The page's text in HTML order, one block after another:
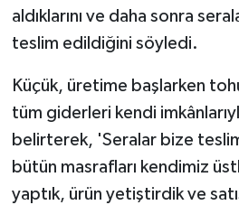
aldıklarını ve daha sonra
teslim edildiğini söyledi.
Küçük, üretime başlarken
tüm giderleri kendi
belirterek, 'Seralar bize
bütün masrafları kendimiz
yaptık, ürün yetiştirdik ve